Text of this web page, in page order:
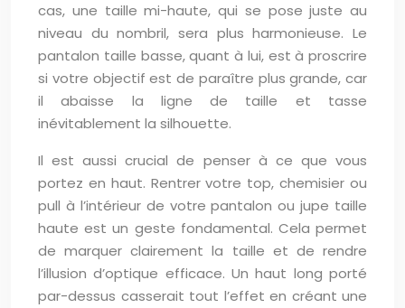
cas, une taille mi-haute, qui se pose juste au
niveau du nombril, sera plus harmonieuse. Le
pantalon taille basse, quant à lui, est à proscrire
si votre objectif est de paraître plus grande, car
il abaisse la ligne de taille et tasse
inévitablement la silhouette.
Il est aussi crucial de penser à ce que vous
portez en haut. Rentrer votre top, chemisier ou
pull à l’intérieur de votre pantalon ou jupe taille
haute est un geste fondamental. Cela permet
de marquer clairement la taille et de rendre
l’illusion d’optique efficace. Un haut long porté
par-dessus casserait tout l’effet en créant une